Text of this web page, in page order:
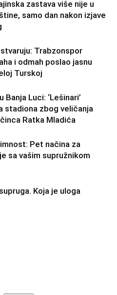
zastava više nije u
samo dan nakon izjave
Trabzonspor
i odmah poslao jasnu
Turskoj
Banja Luci: ‘Lešinari’
stadiona zbog veličanja
Ratka Mladića
Pet načina za
sa vašim supružnikom
Koja je uloga